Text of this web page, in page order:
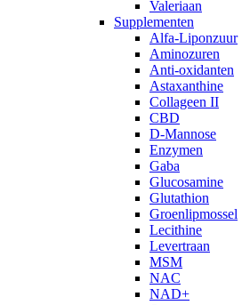
Valeriaan
Supplementen
Alfa-Liponzuur
Aminozuren
Anti-oxidanten
Astaxanthine
Collageen II
CBD
D-Mannose
Enzymen
Gaba
Glucosamine
Glutathion
Groenlipmossel
Lecithine
Levertraan
MSM
NAC
NAD+